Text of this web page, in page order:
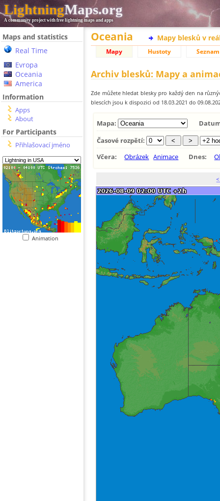
LightningMaps.org
A community project with free lightning maps and apps
Maps and statistics
Real Time
Evropa
Oceania
America
Information
Apps
About
For Participants
Přihlašovací jméno
Animation
Oceania Mapy blesků v
Mapy Hustoty Seznam
Archiv blesků: Mapy a
Zde můžete hledat blesky pro každý den na
blescích jsou k dispozici od 18.03.2021 do
Mapa:
Časové rozpětí:
Včera:
Obrázek Animace Dnes: